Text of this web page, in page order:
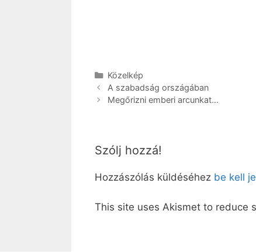
Kategória
Közelkép
A szabadság országában
Megőrizni emberi arcunkat…
Szólj hozzá!
Hozzászólás küldéséhez be kell
This site uses Akismet to reduce